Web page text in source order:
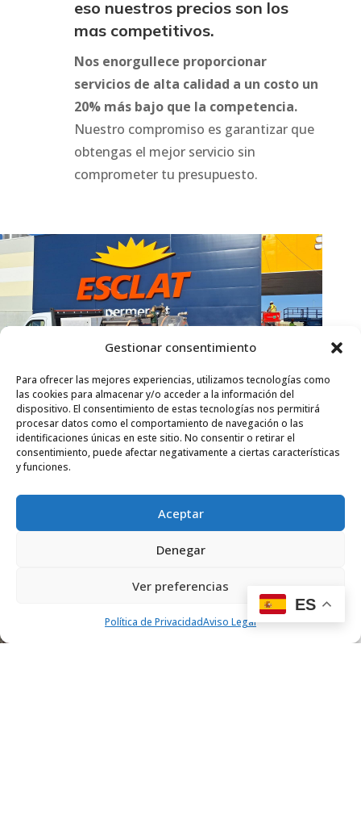
Gestionar consentimiento
Para ofrecer las mejores experiencias, utilizamos tecnologías como
las cookies para almacenar y/o acceder a la información del
dispositivo. El consentimiento de estas tecnologías nos permitirá
procesar datos como el comportamiento de navegación o las
identificaciones únicas en este sitio. No consentir o retirar el
consentimiento, puede afectar negativamente a ciertas características
y funciones.
Aceptar
Denegar
Ver preferencias
Política de PrivacidadAviso Legal
eso nuestros precios son los
mas competitivos.
Nos enorgullece proporcionar
servicios de alta calidad a un costo un
20% más bajo que la competencia.
Nuestro compromiso es garantizar que
obtengas el mejor servicio sin
comprometer tu presupuesto.
ES